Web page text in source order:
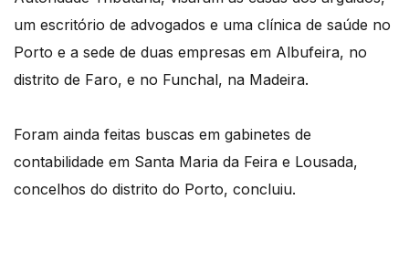
um escritório de advogados e uma clínica de saúde no
Porto e a sede de duas empresas em Albufeira, no
distrito de Faro, e no Funchal, na Madeira.
Foram ainda feitas buscas em gabinetes de
contabilidade em Santa Maria da Feira e Lousada,
concelhos do distrito do Porto, concluiu.